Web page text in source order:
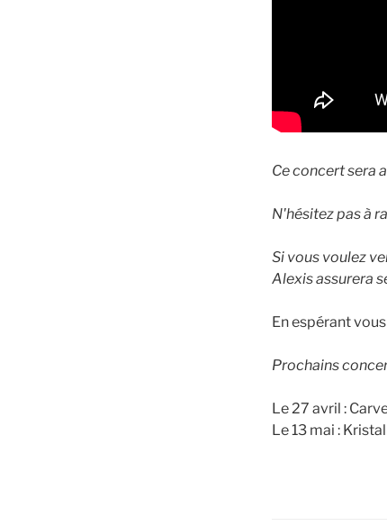
Ce concert sera
N'hésitez pas à
Si vous voulez
Alexis assurera
En espérant
Prochains
Le 27 avril :
Le 13 mai :